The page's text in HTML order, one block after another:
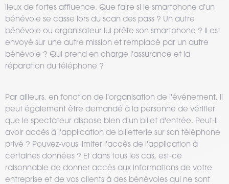
lieux de fortes affluence. Que faire si le smartphone d'un
bénévole se casse lors du scan des pass ? Un autre
bénévole ou organisateur lui prête son smartphone ? Il est
envoyé sur une autre mission et remplacé par un autre
bénévole ? Qui prend en charge l'assurance et la
réparation du téléphone ?
Par ailleurs, en fonction de l'organisation de l'événement, il
peut également être demandé à la personne de vérifier
que le spectateur dispose bien d'un billet d'entrée. Peut-il
avoir accès à l'application de billetterie sur son téléphone
privé ? Pouvez-vous limiter l'accès de l'application à
certaines données ? Et dans tous les cas, est-ce
raisonnable de donner accès aux informations de votre
entreprise et de vos clients à des bénévoles qui ne sont